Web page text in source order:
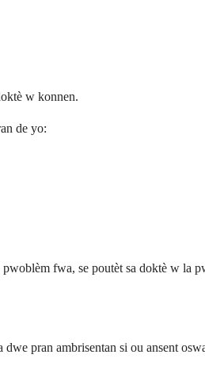
w konnen.
de yo:
fwa, se poutèt sa doktè w la
pran ambrisentan si ou ansent